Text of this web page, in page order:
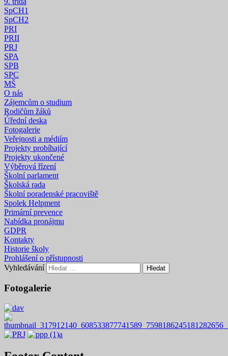
SpCH1
SpCH2
PRI
PRII
PRJ
SPA
SPB
SPC
MŠ
O nás
Zájemcům o studium
Rodičům žáků
Úřední deska
Fotogalerie
Veřejnosti a médiím
Projekty probíhající
Projekty ukončené
Výběrová řízení
Školní parlament
Školská rada
Školní poradenské pracoviště
Spolek Helpment
Primární prevence
Nabídka pronájmu
GDPR
Kontakty
Historie školy
Prohlášení o přístupnosti
Vyhledávání
Fotogalerie